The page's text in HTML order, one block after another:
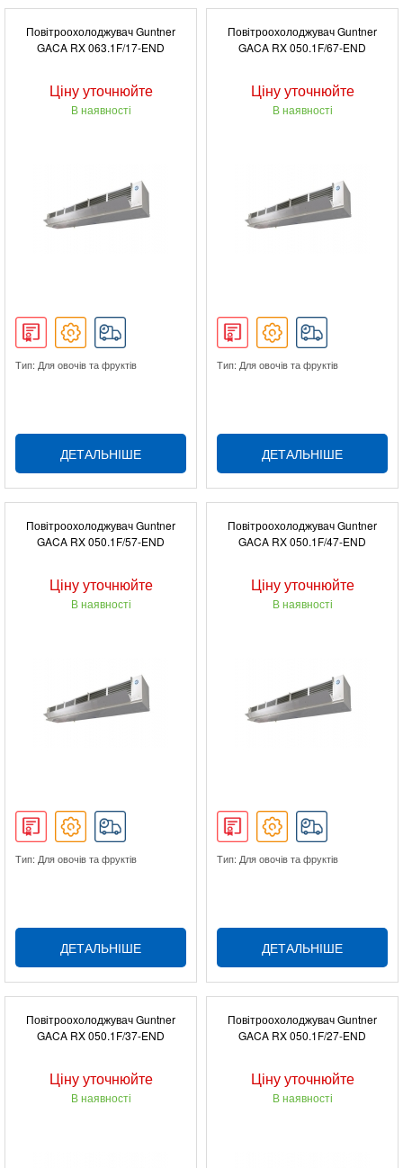
Повітроохолоджувач Guntner
GACA RX 063.1F/17-END
Ціну уточнюйте
В наявності
Тип: Для овочів та фруктів
ДЕТАЛЬНІШЕ
Повітроохолоджувач Guntner
GACA RX 050.1F/67-END
Ціну уточнюйте
В наявності
Тип: Для овочів та фруктів
ДЕТАЛЬНІШЕ
Повітроохолоджувач Guntner
GACA RX 050.1F/57-END
Ціну уточнюйте
В наявності
Тип: Для овочів та фруктів
ДЕТАЛЬНІШЕ
Повітроохолоджувач Guntner
GACA RX 050.1F/47-END
Ціну уточнюйте
В наявності
Тип: Для овочів та фруктів
ДЕТАЛЬНІШЕ
Повітроохолоджувач Guntner
GACA RX 050.1F/37-END
Ціну уточнюйте
В наявності
Повітроохолоджувач Guntner
GACA RX 050.1F/27-END
Ціну уточнюйте
В наявності